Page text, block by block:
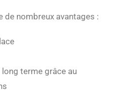
de nombreux avantages :
terme grâce au